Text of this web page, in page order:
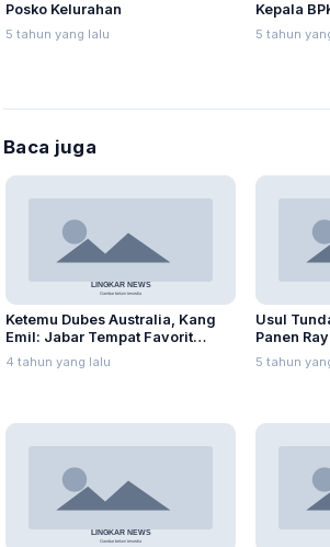
Posko Kelurahan
5 tahun yang lalu
Kepala
5 tahun
Baca juga
Ketemu Dubes Australia, Kang
Emil: Jabar Tempat Favorit
Investor
4 tahun yang lalu
Usul
Panen
5 tahun